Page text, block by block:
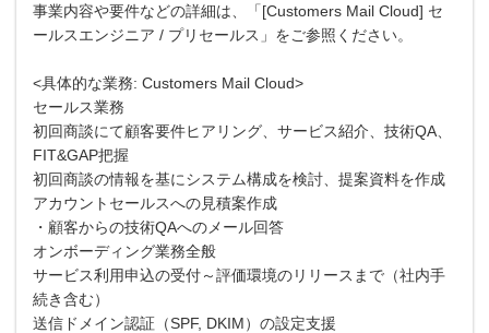
事業内容や要件などの詳細は、「[Customers Mail Cloud] セ
ールスエンジニア / プリセールス」をご参照ください。
<具体的な業務: Customers Mail Cloud>
セールス業務
初回商談にて顧客要件ヒアリング、サービス紹介、技術QA、
FIT&GAP把握
初回商談の情報を基にシステム構成を検討、提案資料を作成
アカウントセールスへの見積案作成
・顧客からの技術QAへのメール回答
オンボーディング業務全般
サービス利用申込の受付～評価環境のリリースまで（社内手
続き含む）
送信ドメイン認証（SPF, DKIM）の設定支援